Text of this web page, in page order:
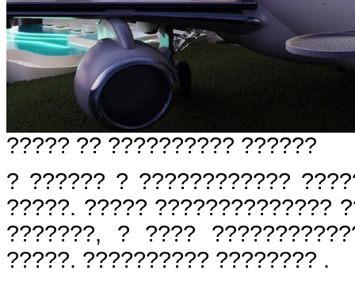
????? ?? ?????????? ??????
? ?????? ? ????????????
?????. ????? ??????????????
???????, ? ????
?????. ?????????? ???????? .